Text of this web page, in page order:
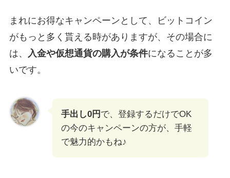
まれにお得なキャンペーンとして、ビットコイン
がもっと多く貰える時がありますが、その場合に
は、
入金や仮想通貨の購入が条件になることが多
いです。
手出し0円 で、登録するだけでOK
の今のキャンペーンの方が、手軽
で魅力的かもね♪